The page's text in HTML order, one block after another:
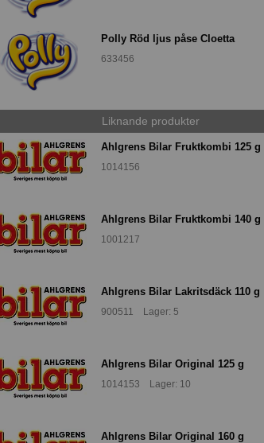
Polly Röd ljus påse Cloetta
633456
Liknande produkter
Ahlgrens Bilar Fruktkombi 125 g
1014156
Ahlgrens Bilar Fruktkombi 140 g
1001217
Ahlgrens Bilar Lakritsdäck 110 g
900511 Lager: 5
Ahlgrens Bilar Original 125 g
1014153 Lager: 10
Ahlgrens Bilar Original 160 g